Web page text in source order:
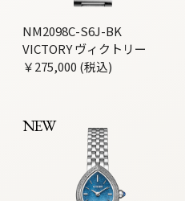
NM2098C-S6J-BK
VICTORY ヴィクトリー
￥275,000 (税込)
NEW